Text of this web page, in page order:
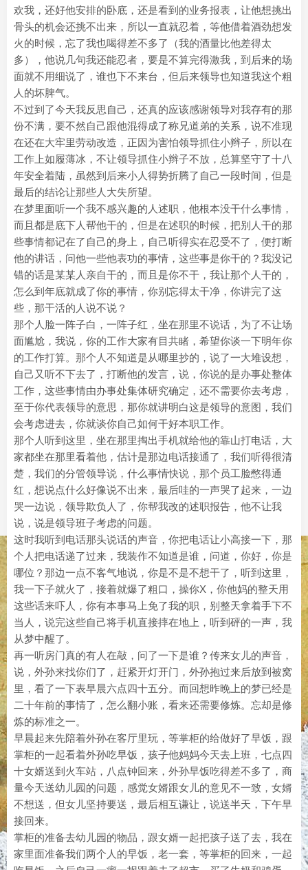
欢我，还好他安排的卧底，还是看到的业务报表，让他想挑出
骨头的机会还挑不出来，所以一直就忍着，等他借着酒劲想发
火的时候，忘了我也喝得差不多了（我的酒量比他差得太
多），他说几句我还能忍者，要是不算完得激我，到后来的场
面就不用细说了，谁也下不来台，但后来领导也知道我这个粗
人的坏脾气。
不过到了今天我反思自己，还真的应该感谢领导对我存有的那
份不满，要不然自己跟他混得成了称兄道弟的关系，说不准现
在还在大牢里劳动改造，正因为害怕领导抓住小辫子，所以在
工作上如履薄冰，不让领导抓住小辫子不放，总算坚守了十八
年安全着陆，虽然到后来小人得势折腾了自己一段时间，但是
最后的结论让那些人大失所望。
在梦里面听一个我不感兴趣的人述职，他根本没干什么事情，
而且都是底下人帮他干的，但是在述职的时候，把别人干的那
些事情都记在了自己的身上，自己听得实在忍受不了，便打断
他的讲话，问他一些他表功的事情，这些事是你干的？我没记
错的话是某某人亲自干的，而且是你不干，我让那个人干的，
怎么到年底就成了你的事情，你别忘得太干净，你讲完了这
些，那干活的人说不说？
那个人脸一阵子白，一阵子红，坐在那里不说话，为了不让场
面尴尬，我说，你的工作大家有目共睹，希望你谈一下明年你
的工作打算。那个人不知道是从哪里抄的，说了一大堆设想，
自己又听不下去了，打断他的发言，说，你说的是办事处整体
工作，这些事情由办事处集体研究确定，还不需要你去考虑，
至于你代表领导的意思，那你就讲明白这是领导的意图，我们
会考虑进去，你就谈你自己如何干好本职工作。
那个人听到这里，坐在那里掏出手机就给他的靠山打电话，大
家都坐在那里看着他，估计是那边电话接通了，我们听得很清
楚，我们的分管领导说，什么事情快说，那个员工脸憋得通
红，想说点什么好像说不出来，最后哇的一声哭了起来，一边
哭一边说，领导欺负人了，你帮我改的述职报告，他不让我
说，说是领导班子考虑的问题。
这时我听到电话那头说话的声音，你把电话让小高接一下，那
个人把电话递了过来，我装作不知道是谁，问道，你好，你是
哪位？那边一点不客气地说，你是不是不想干了，听到这里，
我一下子就火了，接着就爆了粗口，操你X，你他妈的整天用
这些话来吓人，你有本事马上免了我的职，别整天拿着手下不
当人，说完这些自己将手机直接摔在地上，听到砰的一声，我
从梦中醒了。
再一听房门真的有人在敲，问了一下是谁？传来女儿的声音，
说，外孙来找你们了，赶紧开灯开门，外孙抱过来后放到被窝
里，看了一下表早晨六点四十五分。而回想昨晚上的梦已经是
二十年前的事情了，怎么翻小账，看来还需要修炼。忘却是修
炼的标准之一。
早晨起来先陪着外孙在客厅里玩，等掌柜的给做好了早饭，跟
掌柜的一起看着外孙吃早饭，孩子他妈妈今天去上班，七点四
十女婿送到火车站，八点钟回来，外孙早饭吃得差不多了，商
量今天送幼儿园的问题，感觉女婿跟女儿的意见不一致，女婿
不想送，但女儿坚持要送，最后相互谦让，说送半天，下午早
接回来。
掌柜的准备去幼儿园的物品，跟女婿一起把孩子送了去，我在
家里面准备我们两个人的早饭，老一套，等掌柜的回来，一起